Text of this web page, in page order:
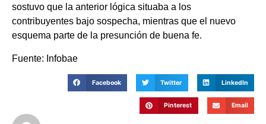
sostuvo que la anterior lógica situaba a los
contribuyentes bajo sospecha, mientras que el nuevo
esquema parte de la presunción de buena fe.
Fuente: Infobae
Facebook Twitter LinkedIn
Pinterest Email